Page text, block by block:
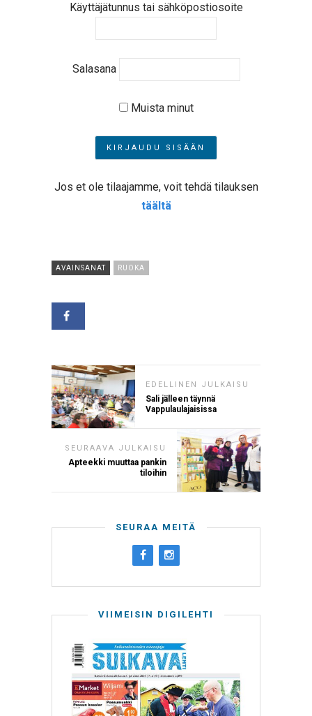
Käyttäjätunnus tai sähköpostiosoite
Salasana
Muista minut
Jos et ole tilaajamme, voit tehdä tilauksen
täältä
AVAINSANAT RUOKA
EDELLINEN JULKAISU
Sali jälleen täynnä
Vappulaulajaisissa
SEURAAVA JULKAISU
Apteekki muuttaa pankin
tiloihin
SEURAA MEITÄ
VIIMEISIN DIGILEHTI